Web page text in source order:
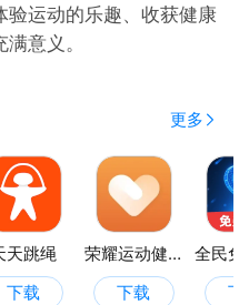
验运动的乐趣、收获健康
意义。
更多
天跳绳
下载
荣耀运动健康
下载